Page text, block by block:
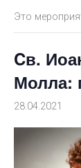
Это
Cв.
Молла:
28.04.2021